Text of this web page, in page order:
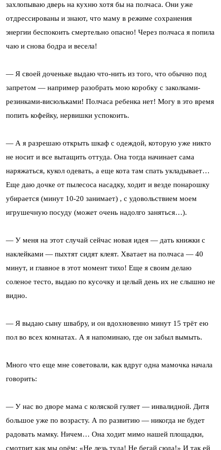
захлопываю дверь на кухню хотя бы на полчаса. Они уже
отдрессированы и знают, что маму в режиме сохранения
энергии беспокоить смертельно опасно! Через полчаса я попила
чаю и снова бодра и весела!
— Я своей доченьке выдаю что-нить из того, что обычно под
запретом — например разобрать мою коробку с заколками-
резинками-висюльками! Полчаса ребенка нет! Могу в это время
попить кофейку, нервишки успокоить.
— А я разрешаю открыть шкаф с одеждой, которую уже никто
не носит и все вытащить оттуда. Она тогда начинает сама
наряжаться, кукол одевать, а еще кота там спать укладывает…
Еще даю дочке от пылесоса насадку, ходит и везде понарошку
убирается (минут 10-20 занимает) , с удовольствием моем
игрушечную посуду (может очень надолго заняться…).
— У меня на этот случай сейчас новая идея — дать книжки с
наклейками — пыхтят сидят клеят. Хватает на полчаса — 40
минут, и главное в этот момент тихо! Еще я своим делаю
соленое тесто, выдаю по кусочку и целый день их не слышно не
видно.
— Я выдаю сыну швабру, и он вдохновенно минут 15 трёт ею
пол во всех комнатах. А я напоминаю, где он забыл вымыть.
Много что еще мне советовали, как вдруг одна мамочка начала
говорить:
— У нас во дворе мама с коляской гуляет — инвалидной. Дитя
большое уже по возрасту. А по развитию — никогда не будет
радовать мамку. Ничем… Она ходит мимо нашей площадки,
смотрит как мы орём: «Не лезь туда! Не бегай сюда!» И так ей